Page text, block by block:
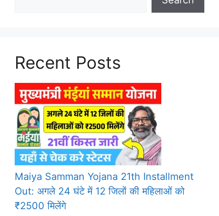
Recent Posts
Maiya Samman Yojana 21th Installment
Out: अगले 24 घंटे में 12 जिलों की महिलाओं को
₹2500 मिलेंगे